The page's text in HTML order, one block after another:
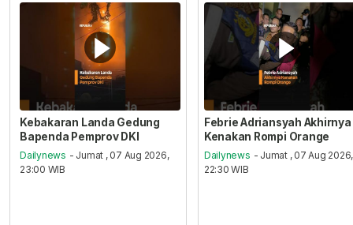
Kebakaran Landa Gedung
Bapenda Pemprov DKI
Dailynews - Jumat , 07 Aug 2026,
23:00 WIB
Febrie Adriansyah Akhirnya
Kenakan Rompi Orange
Dailynews - Jumat , 07 Aug 2026,
22:30 WIB